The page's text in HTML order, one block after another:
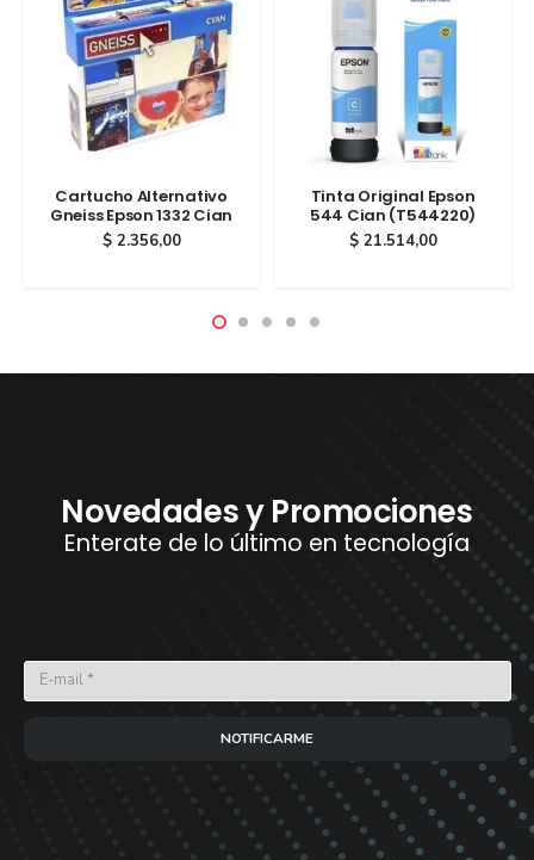
Cartucho Alternativo
Gneiss Epson 1332 Cian
$2.356,00
Tinta Original Epson
544 Cian (T544220)
$21.514,00
Novedades y Promociones
Enterate de lo último en tecnología
NOTIFICARME